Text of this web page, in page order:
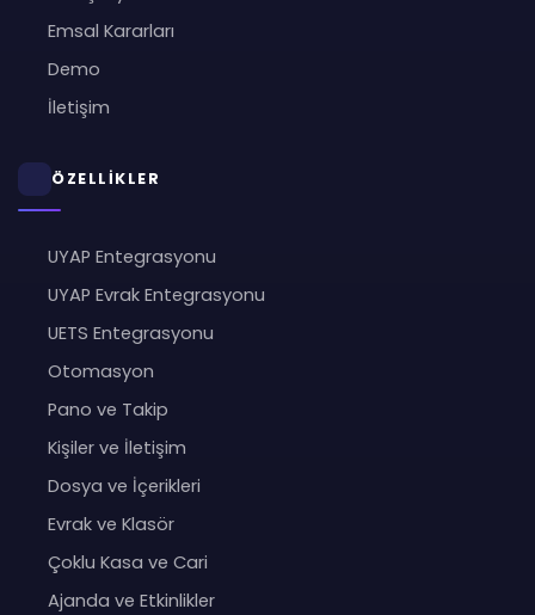
Emsal Kararları
Demo
İletişim
ÖZELLİKLER
UYAP Entegrasyonu
UYAP Evrak Entegrasyonu
UETS Entegrasyonu
Otomasyon
Pano ve Takip
Kişiler ve İletişim
Dosya ve İçerikleri
Evrak ve Klasör
Çoklu Kasa ve Cari
Ajanda ve Etkinlikler